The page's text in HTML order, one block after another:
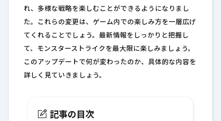
れ、多様な戦略を楽しむことができるようになりまし
た。これらの変更は、ゲーム内での楽しみ方を一層広げ
てくれることでしょう。最新情報をしっかりと把握し
て、モンスターストライクを最大限に楽しみましょう。
このアップデートで何が変わったのか、具体的な内容を
詳しく見ていきましょう。
記事の目次